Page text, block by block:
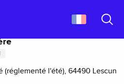
(réglementé l'été), 64490 Lescun